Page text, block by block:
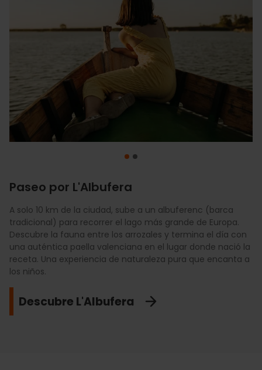
Paseo por L'Albufera
A solo 10 km de la ciudad, sube a un albuferenc (barca
tradicional) para recorrer el lago más grande de Europa.
Descubre la fauna entre los arrozales y termina el día con
una auténtica paella valenciana en el lugar donde nació la
receta. Una experiencia de naturaleza pura que encanta a
los niños.
Descubre L'Albufera
Disfruta de las grandes playas urbanas como la Malvarrosa
o la Patacona, de arena fina y aguas tranquilas. Son
espacios perfectos para que los niños jueguen libremente,
cuenten con todos los servicios necesarios y descubran la
gastronomía mediterránea en restaurantes adaptados
para toda la familia.
Relájate